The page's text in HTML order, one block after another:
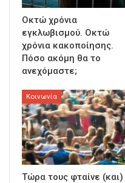
Οκτώ χρόνια
εγκλωβισμού. Οκτώ
χρόνια κακοποίησης.
Πόσο ακόμη θα το
ανεχόμαστε;
Κοινωνία
Τώρα τους φταίνε (και)